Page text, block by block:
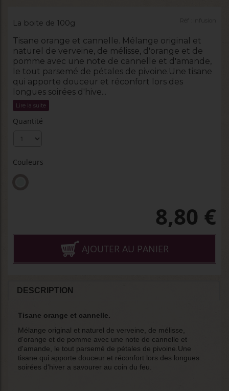
La boite de 100g
Tisane orange et cannelle. Mélange original et
naturel de verveine, de mélisse, d'orange et de
pomme avec une note de cannelle et d'amande,
le tout parsemé de pétales de pivoine.Une tisane
qui apporte douceur et réconfort lors des
longues soirées d'hive...
Lire la suite
Quantité
Couleurs
8,80 €
AJOUTER AU PANIER
DESCRIPTION
Tisane orange et cannelle.
Mélange original et naturel de verveine, de mélisse,
d'orange et de pomme avec une note de cannelle et
d'amande, le tout parsemé de pétales de pivoine.Une
tisane qui apporte douceur et réconfort lors des longues
soirées d'hiver a savourer au coin du feu.